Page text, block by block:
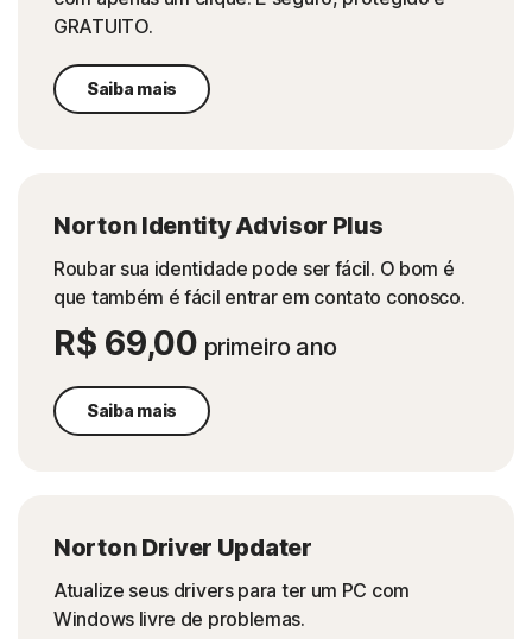
GRATUITO.
Saiba mais
Norton Identity Advisor Plus
Roubar sua identidade pode ser fácil. O bom é
que também é fácil entrar em contato conosco.
R$ 69,00 primeiro ano
Saiba mais
Norton Driver Updater
Atualize seus drivers para ter um PC com
Windows livre de problemas.